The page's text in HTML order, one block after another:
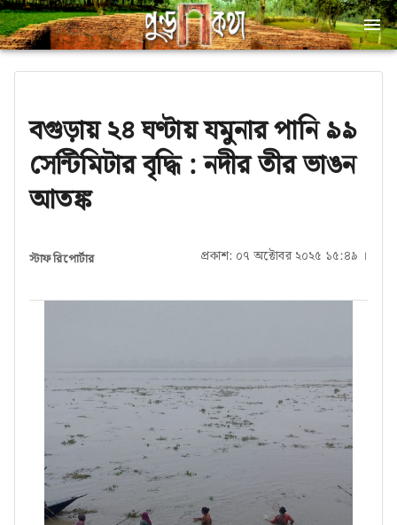
বগুড়ায় ২৪ ঘণ্টায় যমুনার পানি ৯৯
সেন্টিমিটার বৃদ্ধি : নদীর তীর ভাঙন
আতঙ্ক
স্টাফ রিপোর্টার প্রকাশ: ০৭ অক্টোবর ২০২৫ ১৫:৪৯ ।